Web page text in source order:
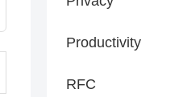
Productivity
RFC